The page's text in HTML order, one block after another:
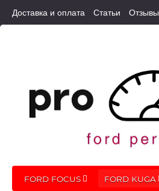
Доставка и оплата Статьи Отзывы
FORD FOCUS FORD KUGA